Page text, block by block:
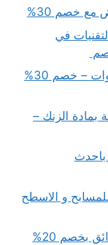
خصم 30%
في
تركيب هناجر وسواتر قرميد يدوم لسنوات – خصم 30%
بمادة الزنك –
باحدث
و الاسطح
20%